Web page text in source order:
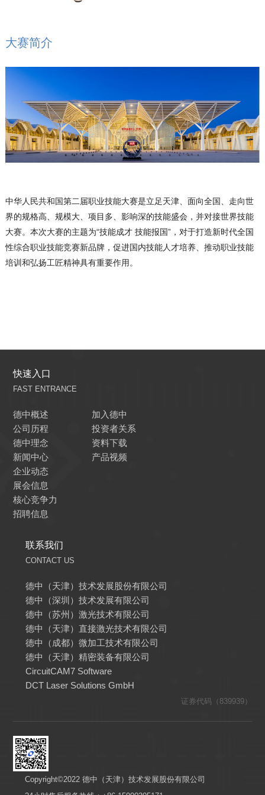
大赛简介
中华人民共和国第二届职业技能大赛是立足天津、面向全国、走向世
界的规格高、规模大、项目多、影响深的技能盛会，并对接世界技能
大赛。本次大赛的主题为“技能成才 技能报国”，对于打造新时代全国
性综合职业技能竞赛新品牌，促进国内技能人才培养、推动职业技能
培训和弘扬工匠精神具有重要作用。
快速入口
FAST ENTRANCE
德中概述
公司历程
德中理念
新闻中心
企业动态
展会信息
核心竞争力
招聘信息
加入德中
投资者关系
资料下载
产品视频
联系我们
CONTACT US
德中（天津）技术发展股份有限公司
德中（深圳）技术发展有限公司
德中（苏州）激光技术有限公司
德中（天津）直接激光技术有限公司
德中（成都）微加工技术有限公司
德中（天津）精密装备有限公司
CircuitCAM7 Software
DCT Laser Solutions GmbH
证券代码（839939）
Copyright©2022 德中（天津）技术发展股份有限公司